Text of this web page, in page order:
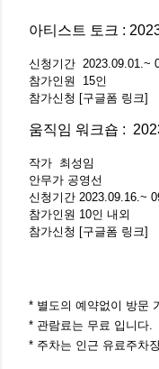
아티스트 토크 :
신청기간 2023.09.01.~
참가인원 15인
참가신청 [구글폼 링크]
움직임 워크숍 :
작가 최성임
안무가 공영선
신청기간 2023.09.16.~
참가인원 10인 내외
참가신청 [구글폼 링크]
* 별도의 예약없이 방문
* 관람료는 무료 입니다.
* 주차는 인근 유료주차